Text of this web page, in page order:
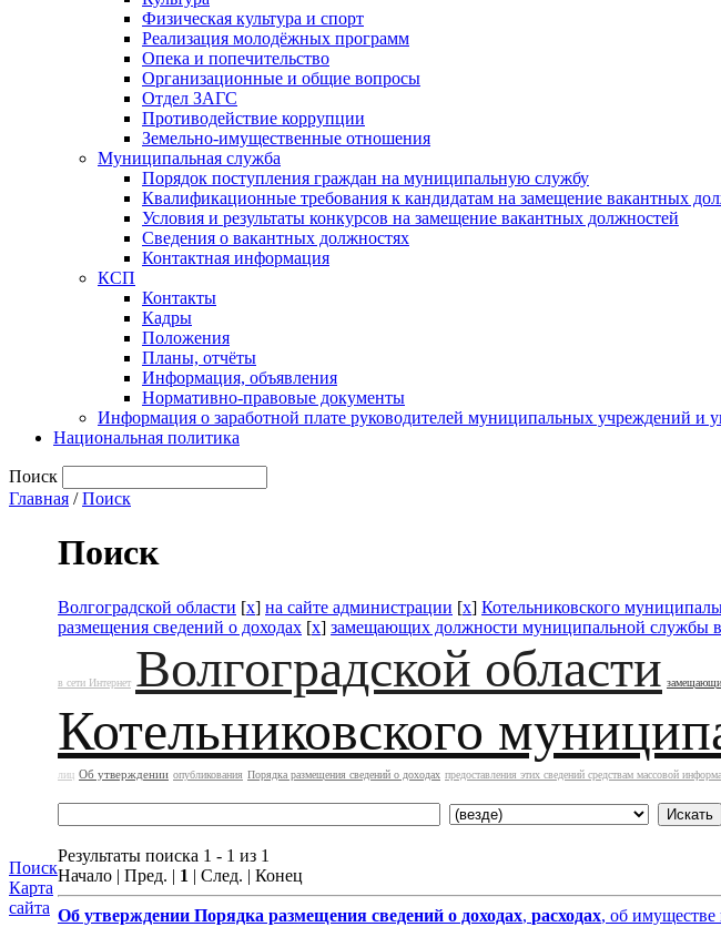
Физическая культура и спорт
Реализация молодёжных программ
Опека и попечительство
Организационные и общие вопросы
Отдел ЗАГС
Противодействие коррупции
Земельно-имущественные отношения
Муниципальная служба
Порядок поступления граждан на муниципальную службу
Квалификационные требования к кандидатам на замещение вакантных
Условия и результаты конкурсов на замещение вакантных должностей
Сведения о вакантных должностях
Контактная информация
КСП
Контакты
Кадры
Положения
Планы, отчёты
Информация, объявления
Нормативно-правовые документы
Информация о заработной плате руководителей муниципальных учреждений и
Национальная политика
Поиск
Главная /Поиск
Поиск
Карта
сайта
Поиск
Волгоградской области [x] на сайте администрации [x] Котельниковского
размещения сведений о доходах [x] замещающих должности муниципальной службы
в сети Интернет Волгоградской области
Котельниковского
лиц Об утверждении опубликования Порядка размещения сведений о доходах предоставления этих сведений средствам массовой
Результаты поиска 1 - 1 из 1
Начало | Пред. | 1 | След. | Конец
Об утверждении Порядка размещения сведений о доходах, расходах, об имуществе